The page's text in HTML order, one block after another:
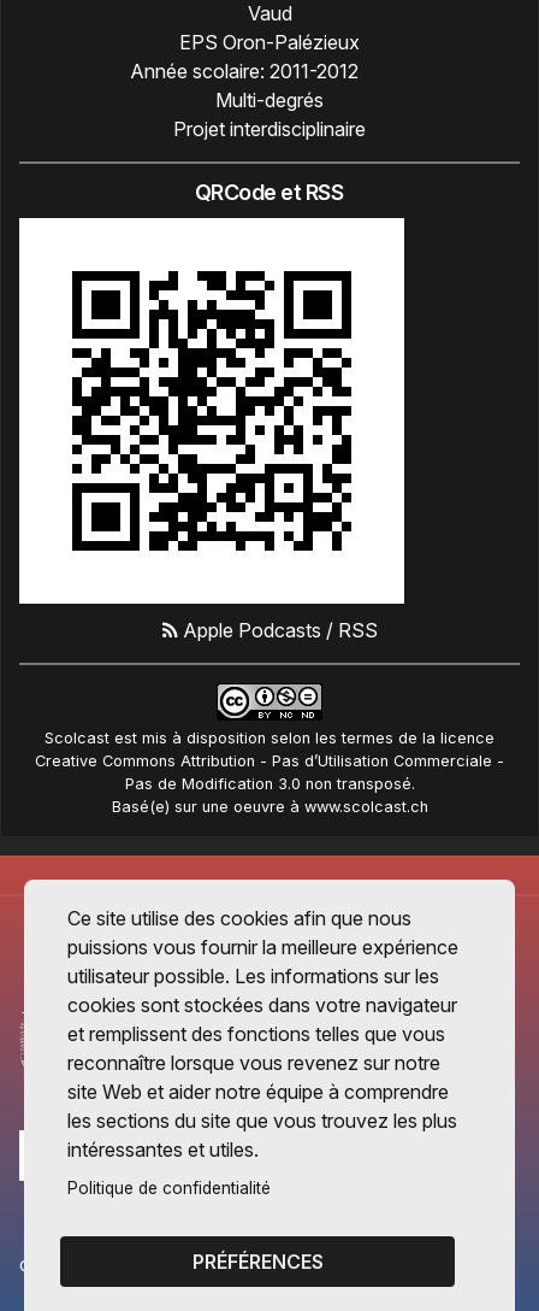
Vaud
EPS Oron-Palézieux
Année scolaire: 2011-2012
Multi-degrés
Projet interdisciplinaire
QRCode et RSS
Apple Podcasts / RSS
Scolcast est mis à disposition selon les termes de la licence
Creative Commons Attribution - Pas d’Utilisation Commerciale -
Pas de Modification 3.0 non transposé.
Basé(e) sur une oeuvre à www.scolcast.ch
CANTONS PARTENAIRES
Vaud
Ce site utilise des cookies afin que nous
puissions vous fournir la meilleure expérience
utilisateur possible. Les informations sur les
cookies sont stockées dans votre navigateur
et remplissent des fonctions telles que vous
reconnaître lorsque vous revenez sur notre
site Web et aider notre équipe à comprendre
les sections du site que vous trouvez les plus
intéressantes et utiles.
Politique de confidentialité
PRÉFÉRENCES